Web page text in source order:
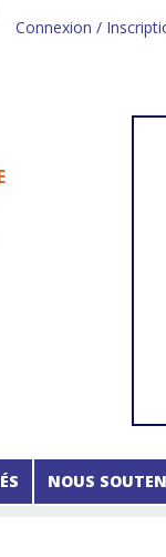
Connexion /
NOUS